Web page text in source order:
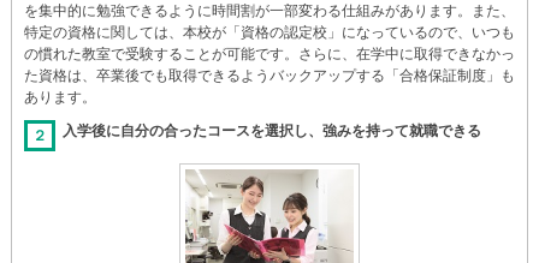
を集中的に勉強できるように時間割が一部変わる仕組みがあります。また、
特定の資格に関しては、本校が「資格の認定校」になっているので、いつも
の慣れた教室で受験することが可能です。さらに、在学中に取得できなかっ
た資格は、卒業後でも取得できるようバックアップする「合格保証制度」も
あります。
２ 入学後に自分の合ったコースを選択し、強みを持って就職できる